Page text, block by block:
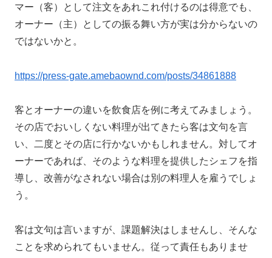
マー（客）として注文をあれこれ付けるのは得意でも、
オーナー（主）としての振る舞い方が実は分からないの
ではないかと。
https://press-gate.amebaownd.com/posts/34861888
客とオーナーの違いを飲食店を例に考えてみましょう。
その店でおいしくない料理が出てきたら客は文句を言
い、二度とその店に行かないかもしれません。対してオ
ーナーであれば、そのような料理を提供したシェフを指
導し、改善がなされない場合は別の料理人を雇うでしょ
う。
客は文句は言いますが、課題解決はしませんし、そんな
ことを求められてもいません。従って責任もありませ